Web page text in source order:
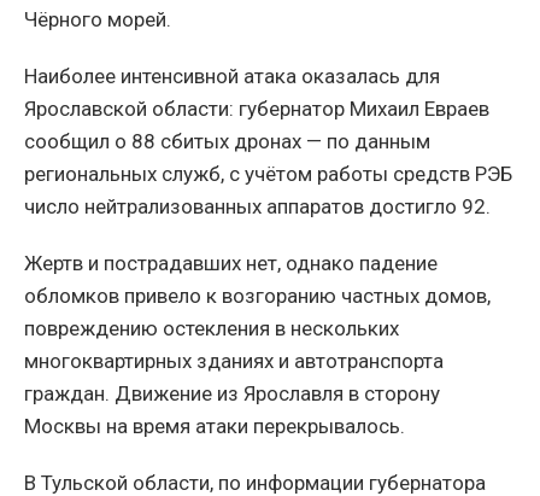
Чёрного морей.
Наиболее интенсивной атака оказалась для
Ярославской области: губернатор Михаил Евраев
сообщил о 88 сбитых дронах — по данным
региональных служб, с учётом работы средств РЭБ
число нейтрализованных аппаратов достигло 92.
Жертв и пострадавших нет, однако падение
обломков привело к возгоранию частных домов,
повреждению остекления в нескольких
многоквартирных зданиях и автотранспорта
граждан. Движение из Ярославля в сторону
Москвы на время атаки перекрывалось.
В Тульской области, по информации губернатора